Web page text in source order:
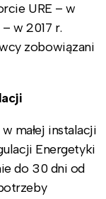
URE – w
w 2017 r.
zobowiązani
małej instalacji
Energetyki
do 30 dni od